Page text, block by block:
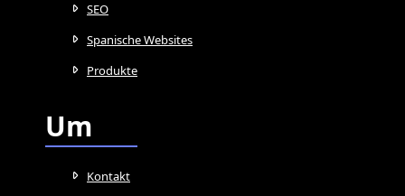
SEO
Spanische Websites
Produkte
Um
Kontakt